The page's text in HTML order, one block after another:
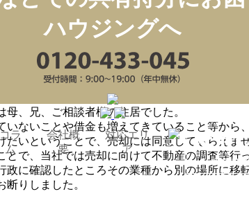
ハウジングへ
コラ
ム
会社概
要
対応エリ
ア
いお客様のご相談です。
兄、ご相談者）が相続しました。
、兄、ご相談者様の住居でした。
ないことや借金も増えてきていること等から
いということで、売却には同意してもらえま
で、当社では売却に向けて不動産の調査等行
に確認したところその業種から別の場所に移
りしました。